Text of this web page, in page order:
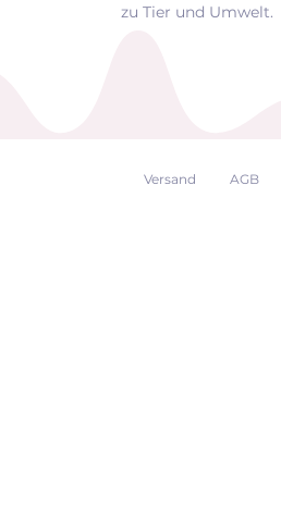
zu Tier und Umwelt.
Versand AGB